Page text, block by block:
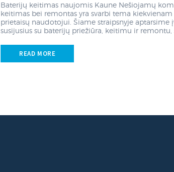
Baterijų keitimas naujomis Kaune Nešiojamų
keitimas bei remontas yra svarbi tema
prietaisų naudotojui. Šiame straipsnyje aptarsime
susijusius su baterijų priežiūra, keitimu ir remontu,
READ MORE